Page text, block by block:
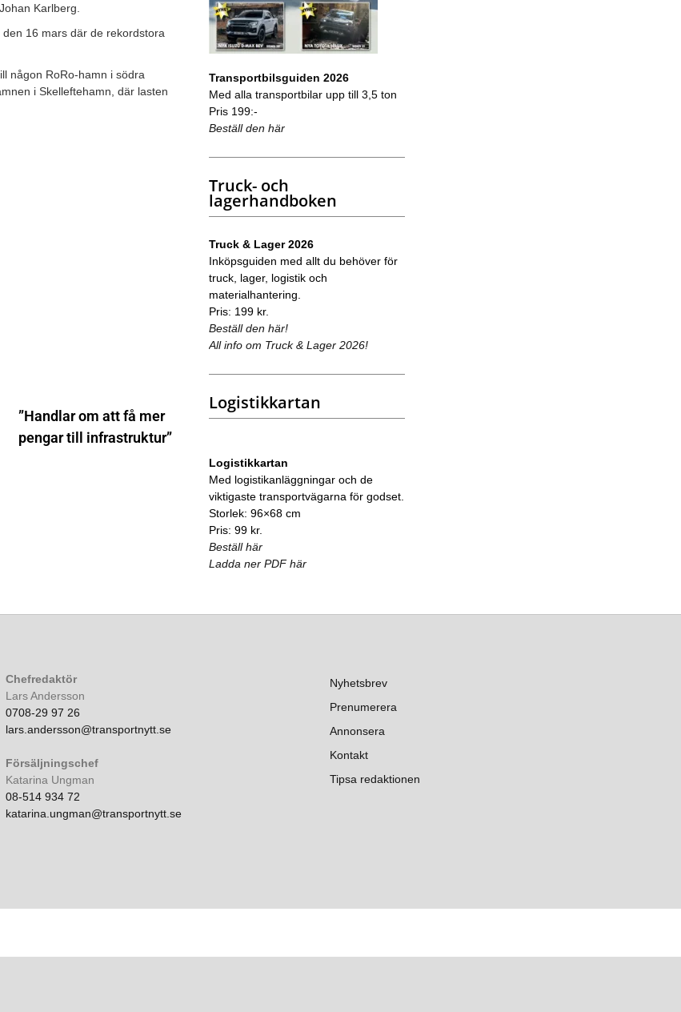
Karlberg.
16 mars där de rekordstora
någon RoRo-hamn i södra
i Skelleftehamn, där lasten
”Handlar om att få mer
pengar till infrastruktur”
Transportbilsguiden 2026
Med alla transportbilar upp till 3,5 ton
Pris 199:-
Beställ den här
Truck- och
lagerhandboken
Truck & Lager 2026
Inköpsguiden med allt du behöver för
truck, lager, logistik och
materialhantering.
Pris: 199 kr.
Beställ den här!
All info om Truck & Lager 2026!
Logistikkartan
Logistikkartan
Med logistikanläggningar och de
viktigaste transportvägarna för godset.
Storlek: 96×68 cm
Pris: 99 kr.
Beställ här
Ladda ner PDF här
Chefredaktör
Lars Andersson
0708-29 97 26
lars.andersson@transportnytt.se
Försäljningschef
Katarina Ungman
08-514 934 72
katarina.ungman@transportnytt.se
Nyhetsbrev
Prenumerera
Annonsera
Kontakt
Tipsa redaktionen